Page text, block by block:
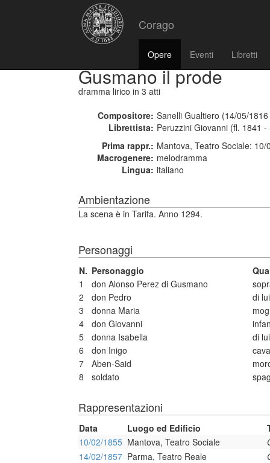
Corago
Opere Eventi Libretti
Gusmano il prode
dramma lirico in 3 atti
Compositore: Sanelli Gualtiero (14/05/
Librettista: Peruzzini Giovanni (fl. 1841 -
Prima rappr.: Mantova, Teatro Sociale: 10/
Macrogenere: melodramma
Lingua: italiano
Ambientazione
La scena è in Tarifa. Anno 1294.
Personaggi
N. Personaggio
1
don Alonso Perez di Gusmano
2
don Pedro
di
3
donna Maria
4
don Giovanni
5
donna Isabella
di
6
don Inigo
7
Aben-Said
8
soldato
Rappresentazioni
Data Luogo ed Edificio
10/02/1855 Mantova, Teatro Sociale
14/02/1857 Parma, Teatro Reale